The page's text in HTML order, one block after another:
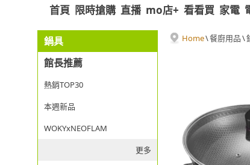
首頁 限時搶購 直播 mo店+ 看看買 家電
鍋具
館長推薦
熱銷TOP30
本週新品
WOKYxNEOFLAM
更多
Home\餐廚用品\